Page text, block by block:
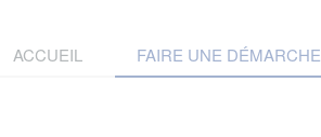
ACCUEIL FAIRE UNE DÉMARCHE